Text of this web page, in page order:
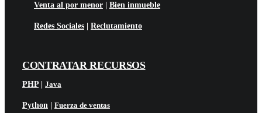
Venta al por menor| Bien inmueble
Redes Sociales| Reclutamiento
CONTRATAR RECURSOS
PHP| Java
Python| Fuerza de ventas